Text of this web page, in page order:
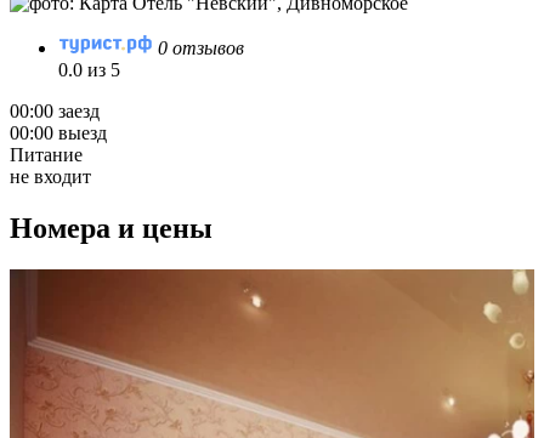
0 отзывов
0.0 из 5
00:00 заезд
00:00 выезд
Питание
не входит
Номера и цены